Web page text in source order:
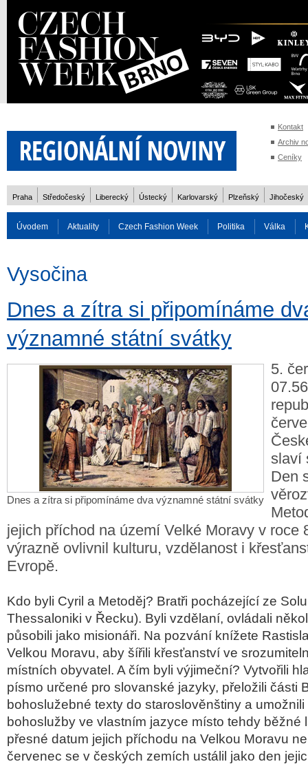
Kontakt
Archiv
Ceníky
Praha Středočeský Liberecký Ústecký Karlovarský Plzeňský Jihočeský
Úvodem Aktuality Czech Fashion Week Politika Válka
Vysočina
Dnes a zítra si připomínáme
významné státní svátky
Dnes a zítra si připomínáme dva významné státní svátky
5.
slaví
Den
jejich příchod na území Velké Moravy v roce
výrazně ovlivnil kulturu, vzdělanost i
Evropě.
Kdo byli Cyril a Metoděj? Bratři pocházející ze
Thessaloniki v Řecku). Byli vzdělaní, ovládali
působili jako misionáři. Na pozvání knížete
Velkou Moravu, aby šířili křesťanství ve
místních obyvatel. A čím byli výjimeční? Vytvořili
písmo určené pro slovanské jazyky, přeložili části
bohoslužebné texty do staroslověnštiny a
bohoslužby ve vlastním jazyce místo tehdy běžné
přesné datum jejich příchodu na Velkou Moravu
červenec se v českých zemích ustálil jako den